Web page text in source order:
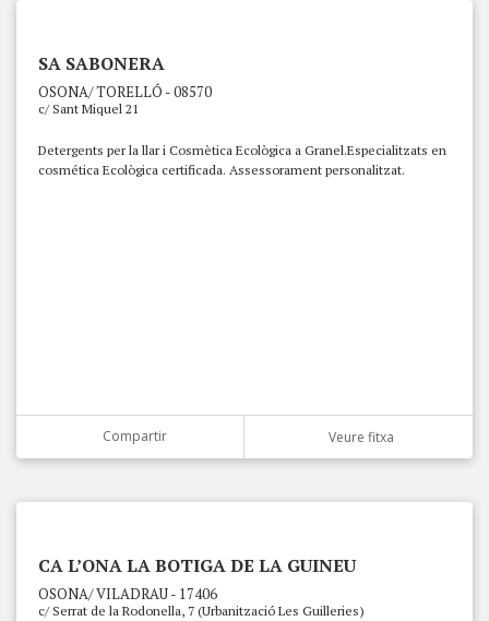
SA SABONERA
OSONA/ TORELLÓ - 08570
c/ Sant Miquel 21
Detergents per la llar i Cosmètica Ecològica a Granel.Especialitzats en
cosmética Ecològica certificada. Assessorament personalitzat.
Compartir Veure fitxa
CA L’ONA LA BOTIGA DE LA GUINEU
OSONA/ VILADRAU - 17406
c/ Serrat de la Rodonella, 7 (Urbanització Les Guilleries)